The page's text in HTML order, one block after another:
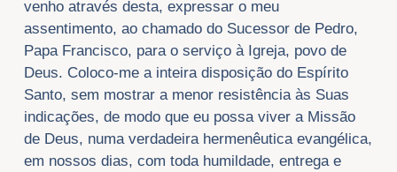
venho através desta, expressar o meu
assentimento, ao chamado do Sucessor de Pedro,
Papa Francisco, para o serviço à Igreja, povo de
Deus. Coloco-me a inteira disposição do Espírito
Santo, sem mostrar a menor resistência às Suas
indicações, de modo que eu possa viver a Missão
de Deus, numa verdadeira hermenêutica evangélica,
em nossos dias, com toda humildade, entrega e